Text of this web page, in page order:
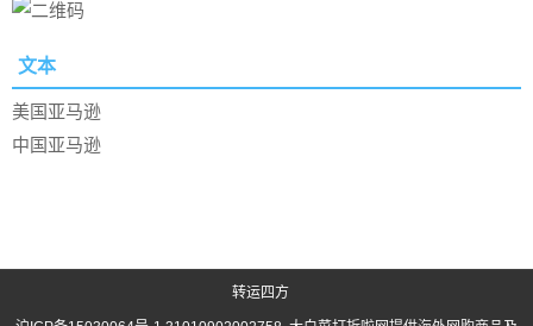
文本
美国亚马逊
中国亚马逊
转运四方